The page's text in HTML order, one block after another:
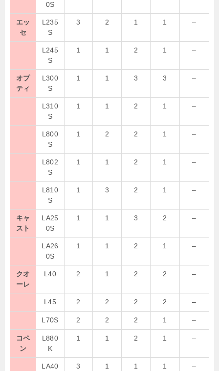
0S
エッ
セ
L235
S
3 2 1 1 –
L245
S
1 1 2 1 –
オプ
ティ
L300
S
1 1 3 3 –
L310
S
1 1 2 1 –
L800
S
1 2 2 1 –
L802
S
1 1 2 1 –
L810
S
1 3 2 1 –
キャ
スト
LA25
0S
1 1 3 2 –
LA26
0S
1 1 2 1 –
クオ
ーレ
L40 2 1 2 2 –
L45 2 2 2 2 –
L70S 2 2 2 1 –
コペ
ン
L880
K
1 1 2 1 –
LA40
3 1 1 1 –